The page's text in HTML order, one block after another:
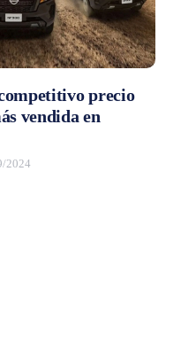
precio
vendida en
2024